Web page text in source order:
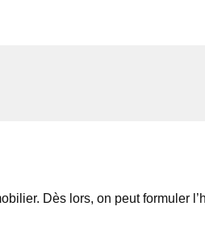
Dès lors, on peut formuler